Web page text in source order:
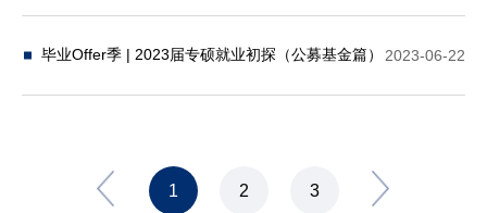
毕业Offer季 | 2023届专硕就业初探（公募基金篇） 2023-06-22
1 2 3